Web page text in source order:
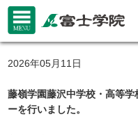
2026年05月11日
藤嶺学園藤沢中学校・高等
ーを行いました。